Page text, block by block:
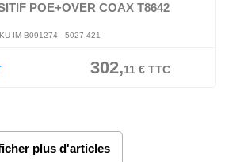
POE+OVER COAX T8642
IM-B091274 - 5027-421
302,11 € TTC
plus d'articles